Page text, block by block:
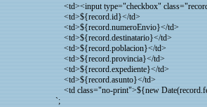
<td><input type="checkbox" class="record-
<td>${record.id}</td>
<td>${record.numeroEnvio}</td>
<td>${record.destinatario}</td>
<td>${record.poblacion}</td>
<td>${record.provincia}</td>
<td>${record.expediente}</td>
<td>${record.asunto}</td>
<td class="no-print">${new
`;